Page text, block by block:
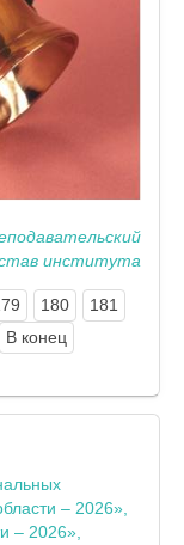
института
180
181
В конец
– 2026»,
– 2026»,